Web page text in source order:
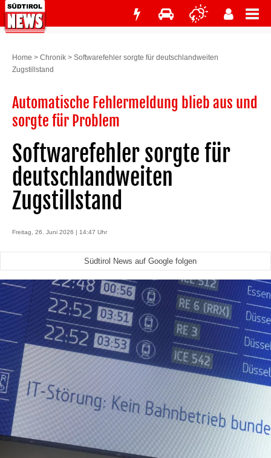
Home > Chronik > Softwarefehler sorgte für deutschlandweiten
Zugstillstand
Automatische Fehlermeldung blieb aus und
sorgte für Problem
Softwarefehler sorgte für
deutschlandweiten
Zugstillstand
Freitag, 26. Juni 2026 | 14:47 Uhr
Südtirol News auf Google folgen